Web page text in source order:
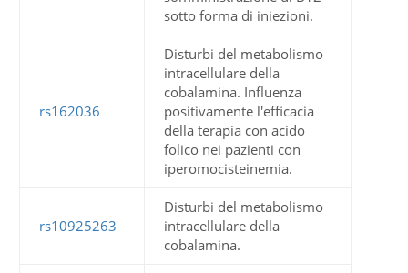
sotto forma di iniezioni.
rs162036
Disturbi del metabolismo
intracellulare della
cobalamina. Influenza
positivamente l'efficacia
della terapia con acido
folico nei pazienti con
iperomocisteinemia.
rs10925263
Disturbi del metabolismo
intracellulare della
cobalamina.